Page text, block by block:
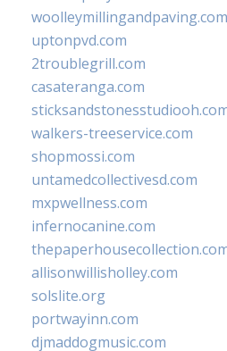
woolleymillingandpaving.com
uptonpvd.com
2troublegrill.com
casateranga.com
walkers-treeservice.com
shopmossi.com
untamedcollectivesd.com
mxpwellness.com
infernocanine.com
allisonwillisholley.com
solslite.org
portwayinn.com
djmaddogmusic.com